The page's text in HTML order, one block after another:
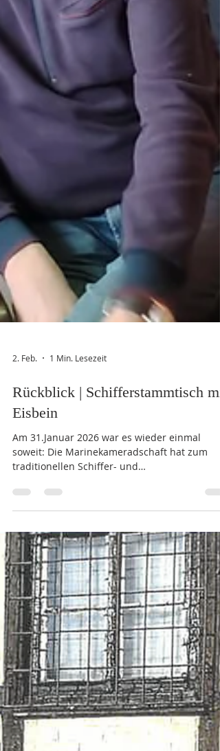
2. Feb. 1 Min. Lesezeit
Rückblick | Schifferstammtisch mit
Eisbein
Am 31.Januar 2026 war es wieder einmal
soweit: Die Marinekameradschaft hat zum
traditionellen Schiffer- und
Kapitänsstammtisch geladen. Und während
knackigen -8 Grad die meisten Schiffe in
Hafen blieben, trafen sich mehr als 40 Gäste
aus der Berliner Schiffahrtswelt zum Eisbein-
Essen und Austausch in Köpenick. Viele
interessante Gesrpäche über Beruf und
Freizeit, sowie eine große Portion gute Laune
bis in den späten Abend hinein machten
diesen Tag wieder einmal zu